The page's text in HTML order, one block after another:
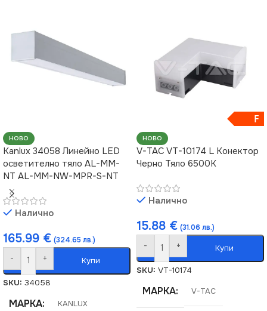
НОВО
Kanlux 34058 Линейно LED
осветително тяло AL-MM-
NT AL-MM-NW-MPR-S-NT
Налично
165.99 € (324.65 лв.)
- + Купи
SKU: 34058
МАРКА KANLUX
F
НОВО
V-TAC VT-10174 L Конектор
Черно Тяло 6500K
Налично
15.88 € (31.06 лв.)
- + Купи
SKU: VT-10174
МАРКА V-TAC